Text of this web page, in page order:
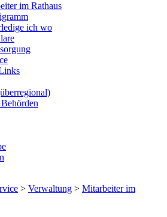
im Rathaus
ich wo
> Verwaltung > Mitarbeiter im